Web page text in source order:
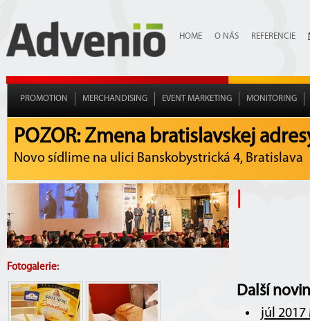
HOME O NÁS REFERENCIE
PROMOTION MERCHANDISING EVENT MARKETING MONITORING
POZOR: Zmena bratislavskej
Novo sídlime na ulici Banskobystrická 4, Bratislava
Fotogalerie:
Další
júl 2017